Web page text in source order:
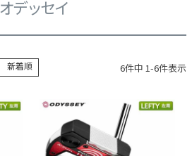
オデッセイ
新着順 6件中 1-6件表示